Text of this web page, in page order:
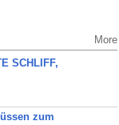
More
SCHLIFF,
zum